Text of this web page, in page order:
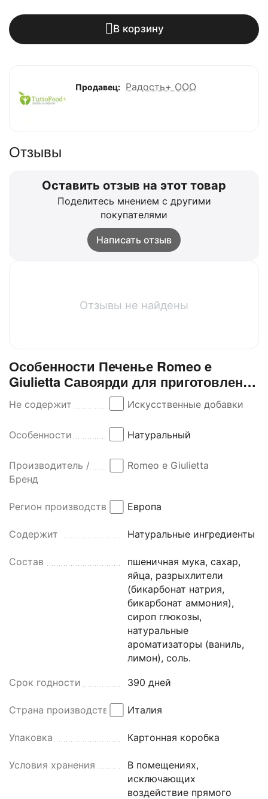
В корзину
Продавец: Радость+ ООО
Отзывы
Оставить отзыв на этот товар
Поделитесь мнением с другими
покупателями
Написать отзыв
Отзывы не найдены
Особенности Печенье Romeo e
Giulietta Савоярди для приготовления
Тирамису 400г
Не содержит Искусственные добавки
Особенности Натуральный
Производитель /
Бренд
Romeo e Giulietta
Регион производства Европа
Содержит Натуральные ингредиенты
Состав
пшеничная мука, сахар,
яйца, разрыхлители
(бикарбонат натрия,
бикарбонат аммония),
сироп глюкозы,
натуральные
ароматизаторы (ваниль,
лимон), соль.
Срок годности 390 дней
Страна производства Италия
Упаковка Картонная коробка
Условия хранения
В помещениях,
исключающих
воздействие прямого